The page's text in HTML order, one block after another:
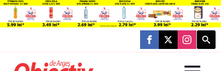
Search
for: